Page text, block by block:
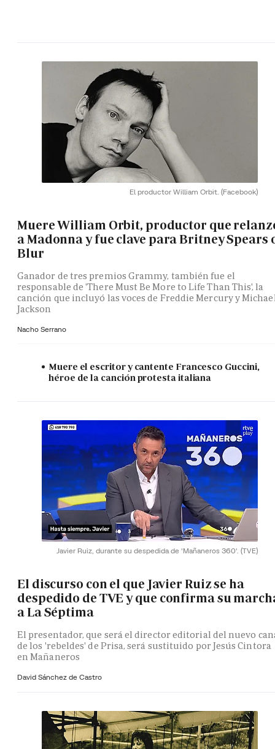
El productor William Orbit. (Facebook)
Muere William Orbit, productor que
a Madonna y fue clave para Britney Spears
Blur
Ganador de tres premios Grammy, también fue el
responsable de 'There Must Be More to Life Than This', la
canción que incluyó las voces de Freddie Mercury y
Jackson
Nacho Serrano
Muere el escritor y cantente Francesco Guccini,
héroe de la canción protesta italiana
Javier Ruiz, durante su despedida de 'Mañaneros 360'. (TVE)
El discurso con el que Javier Ruiz se ha
despedido de TVE y que confirma su
a La Séptima
El presentador, que será el director editorial del nuevo
de los 'rebeldes' de Prisa, será sustituido por Jesús Cintora
en Mañaneros
David Sánchez de Castro